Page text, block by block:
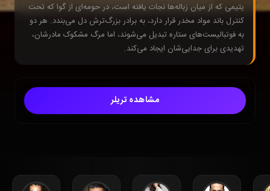
یتیمی که از میان زباله‌ها نجات یافته است، در حومه‌ای از گوا که تحت
کنترل باند مواد مخدر قرار دارد، به برادر بزرگ‌ترش دل می‌بندد. هر دو
به فوتبالیست‌های ستاره تبدیل می‌شوند، اما مرگ مشکوک مادرشان،
تهدیدی برای جدایی‌شان ایجاد می‌کند.
مشاهده تریلر